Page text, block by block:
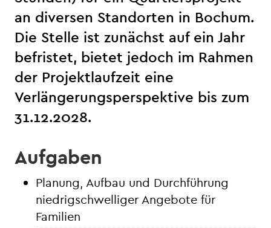
an diversen Standorten in Bochum.
Die Stelle ist zunächst auf ein Jahr
befristet, bietet jedoch im Rahmen
der Projektlaufzeit eine
Verlängerungsperspektive bis zum
31.12.2028.
Aufgaben
Planung, Aufbau und Durchführung
niedrigschwelliger Angebote für
Familien